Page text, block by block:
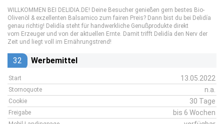
WILLKOMMEN BEI DELIDIA.DE! Deine Besucher genießen gern bestes Bio-
Olivenöl & exzellenten Balsamico zum fairen Preis? Dann bist du bei Delidía
genau richtig! Delidía steht für handwerkliche Genußprodukte direkt
vom Erzeuger und von der aktuellen Ernte. Damit trifft Delidía den Nerv der
Zeit und liegt voll im Ernährungstrend!
32 Werbemittel
Start 13.05.2022
Stornoquote n.a.
Cookie 30 Tage
Freigabe bis 6 Wochen